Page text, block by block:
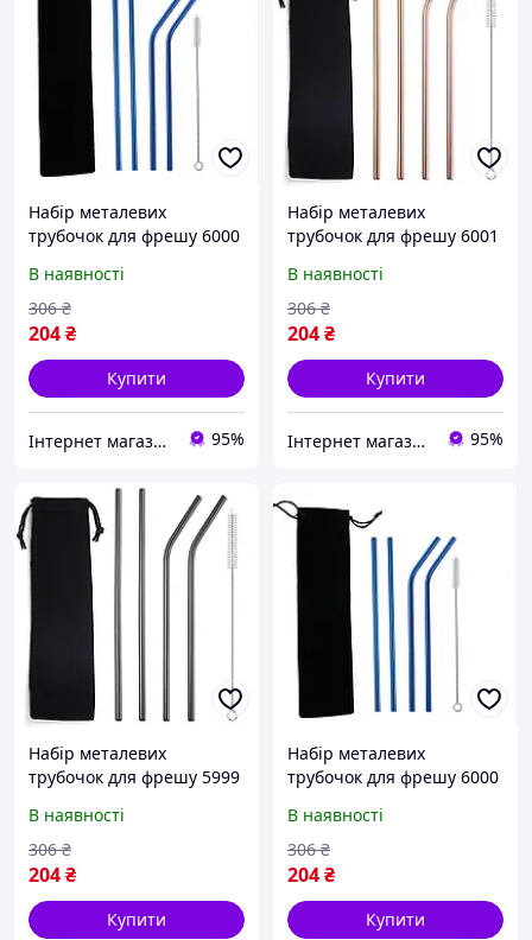
Набір металевих
трубочок для фрешу 6000
Відмінна якість
В наявності
204₴
306 ₴
Купити
Інтернет магазин ЕЙФОРІЯ 95%
Набір металевих
трубочок для фрешу 6001
Відмінна якість
В наявності
204₴
306 ₴
Купити
Інтернет магазин ЕЙФОРІЯ 95%
Набір металевих
трубочок для фрешу 5999
хороша якість
В наявності
204₴
306 ₴
Купити
Набір металевих
трубочок для фрешу 6000
якість
В наявності
204₴
306 ₴
Купити